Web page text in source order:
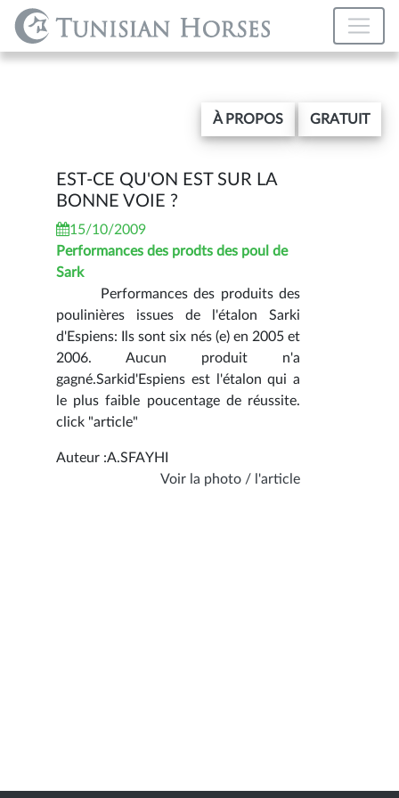
À PROPOS GRATUIT
EST-CE QU'ON EST SUR LA
BONNE VOIE ?
15/10/2009
Performances des prodts des poul de
Sark
Performances des produits des
poulinières issues de l'étalon Sarki
d'Espiens: Ils sont six nés (e) en 2005 et
2006. Aucun produit n'a
gagné.Sarkid'Espiens est l'étalon qui a
le plus faible poucentage de réussite.
click "article"
Auteur :A.SFAYHI
Voir la photo / l'article